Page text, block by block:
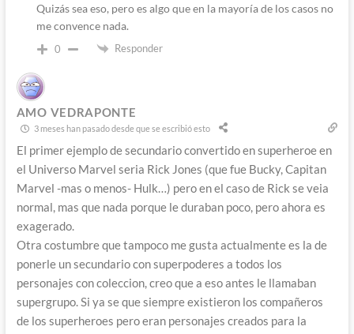
Quizás sea eso, pero es algo que en la mayoría de los casos no
me convence nada.
0 Responder
AMO VEDRAPONTE
3 meses han pasado desde que se escribió esto
El primer ejemplo de secundario convertido en superheroe en
el Universo Marvel seria Rick Jones (que fue Bucky, Capitan
Marvel -mas o menos- Hulk…) pero en el caso de Rick se veia
normal, mas que nada porque le duraban poco, pero ahora es
exagerado.
Otra costumbre que tampoco me gusta actualmente es la de
ponerle un secundario con superpoderes a todos los
personajes con coleccion, creo que a eso antes le llamaban
supergrupo. Si ya se que siempre existieron los compañeros
de los superheroes pero eran personajes creados para la